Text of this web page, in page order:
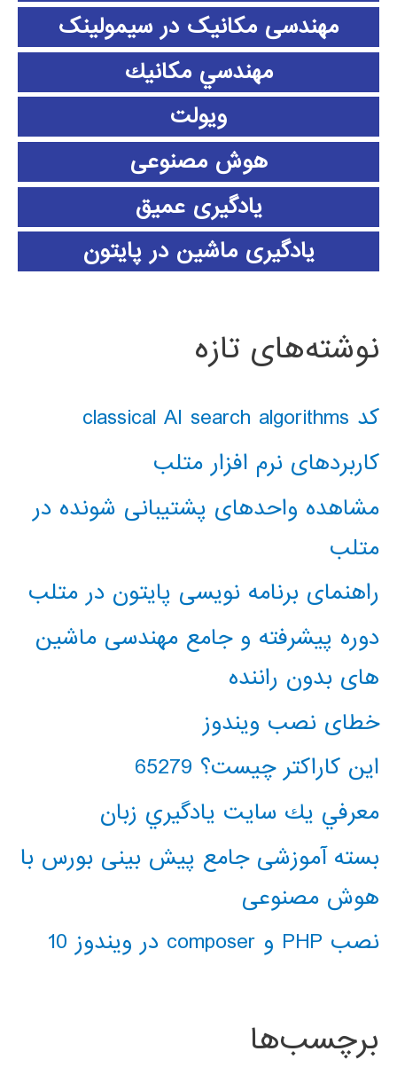
مهندسی مکانیک در سیمولینک
مهندسي مكانيك
ویولت
هوش مصنوعی
یادگیری عمیق
یادگیری ماشین در پایتون
نوشته‌های تازه
کد classical AI search algorithms
کاربردهای نرم افزار متلب
مشاهده واحدهای پشتیبانی شونده در
متلب
راهنمای برنامه نویسی پایتون در متلب
دوره پیشرفته و جامع مهندسی ماشین
های بدون راننده
خطای نصب ویندوز
این کاراکتر چیست؟ 65279
معرفي يك سايت يادگيري زبان
بسته آموزشی جامع پیش بینی بورس با
هوش مصنوعی
نصب PHP و composer در ویندوز 10
برچسب‌ها